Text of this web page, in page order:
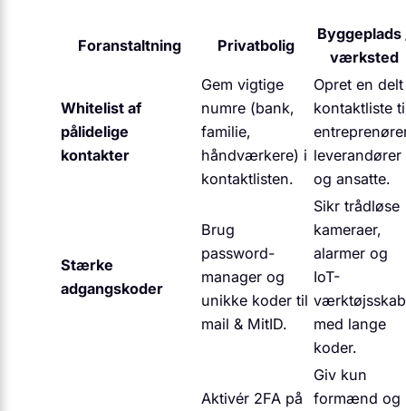
Foranstaltning Privatbolig
Byggeplads
værksted
Whitelist af
pålidelige
kontakter
Gem vigtige
numre (bank,
familie,
håndværkere) i
kontaktlisten.
Opret en delt
kontaktliste
leverandører
og ansatte.
Stærke
adgangskoder
Brug
password-
manager og
unikke koder til
mail & MitID.
Sikr trådløse
kameraer,
alarmer og
IoT-
med lange
koder.
Aktivér 2FA på
Giv kun
formænd og